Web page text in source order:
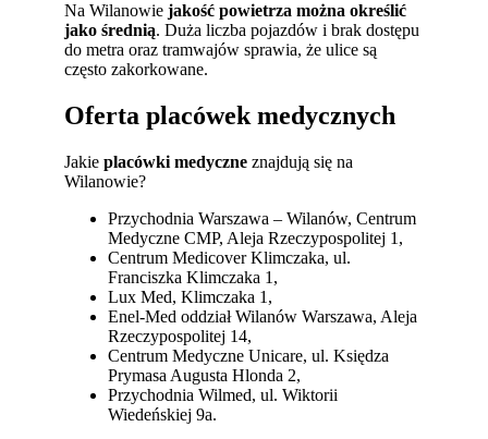
Na Wilanowiejakość powietrza można określić
jako średnią. Duża liczba pojazdów i brak dostępu
do metra oraz tramwajów sprawia, że ulice są
często zakorkowane.
Oferta placówek medycznych
Jakieplacówki medyczne znajdują się na
Wilanowie?
Przychodnia Warszawa – Wilanów, Centrum
Medyczne CMP, Aleja Rzeczypospolitej 1,
Centrum Medicover Klimczaka, ul.
Franciszka Klimczaka 1,
Lux Med, Klimczaka 1,
Enel-Med oddział Wilanów Warszawa, Aleja
Rzeczypospolitej 14,
Centrum Medyczne Unicare, ul. Księdza
Prymasa Augusta Hlonda 2,
Przychodnia Wilmed, ul. Wiktorii
Wiedeńskiej 9a.